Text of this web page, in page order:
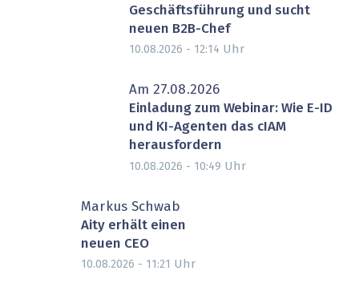
Geschäftsführung und sucht
neuen B2B-Chef
10.08.2026 - 12:14 Uhr
Am 27.08.2026
Einladung zum Webinar: Wie E-ID
und KI-Agenten das cIAM
herausfordern
10.08.2026 - 10:49 Uhr
Markus Schwab
Aity erhält einen
neuen CEO
10.08.2026 - 11:21 Uhr